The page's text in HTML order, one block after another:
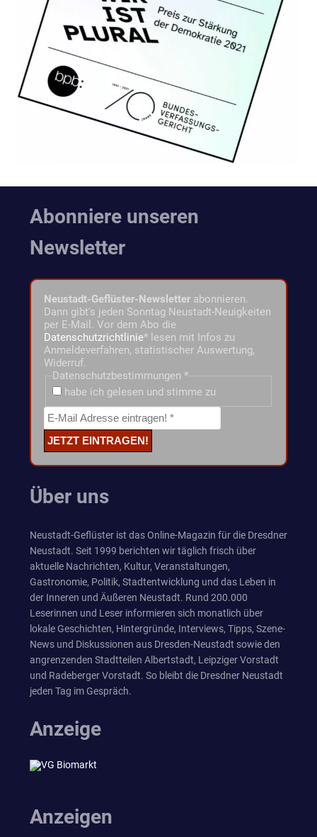
Abonniere unseren
Newsletter
Neustadt-Geflüster-Newsletter abonnieren.
Dann gibt's jeden Sonntag Neustadt-Neuigkeiten
per E-Mail. Vor dem Abo die
Datenschutzrichtlinie* lesen mit Infos zu
Anmeldeverfahren, statistischer Auswertung,
Widerruf.
Datenschutzbestimmungen *
habe ich gelesen und stimme zu
Über uns
Neustadt-Geflüster ist das Online-Magazin für die Dresdner
Neustadt. Seit 1999 berichten wir täglich frisch über
aktuelle Nachrichten, Kultur, Veranstaltungen,
Gastronomie, Politik, Stadtentwicklung und das Leben in
der Inneren und Äußeren Neustadt. Rund 200.000
Leserinnen und Leser informieren sich monatlich über
lokale Geschichten, Hintergründe, Interviews, Tipps, Szene-
News und Diskussionen aus Dresden-Neustadt sowie den
angrenzenden Stadtteilen Albertstadt, Leipziger Vorstadt
und Radeberger Vorstadt. So bleibt die Dresdner Neustadt
jeden Tag im Gespräch.
Anzeige
Anzeigen